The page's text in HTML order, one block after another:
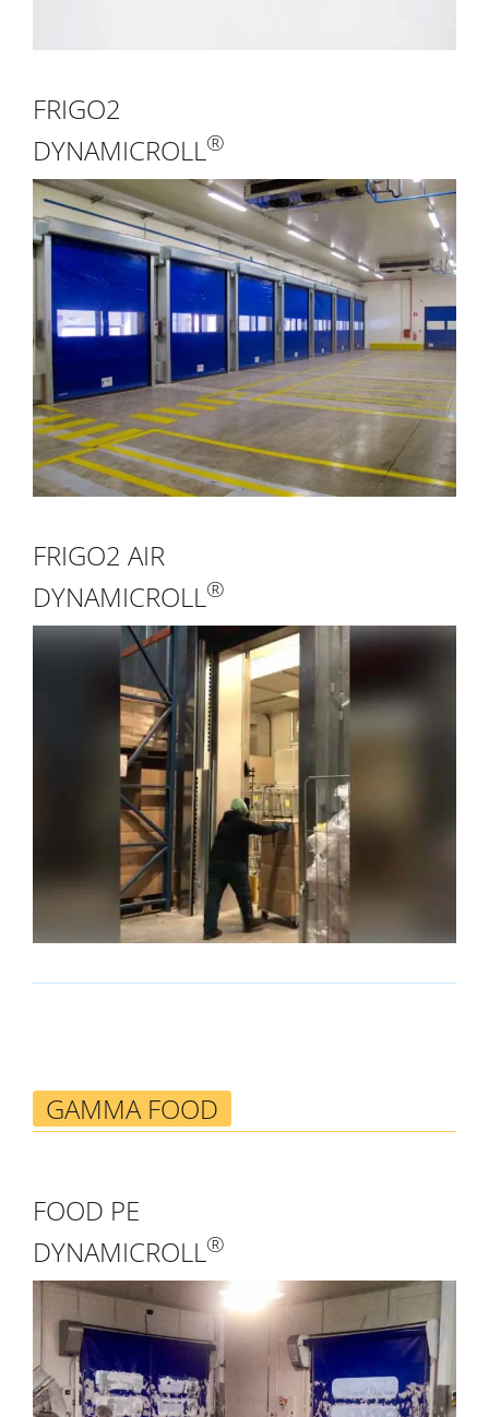
FRIGO2
DYNAMICROLL®
FRIGO2 AIR
DYNAMICROLL®
GAMMA FOOD
FOOD PE
DYNAMICROLL®